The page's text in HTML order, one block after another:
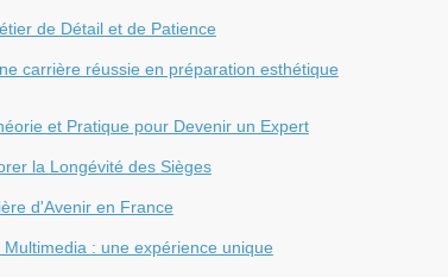
de Détail et de Patience
carrière réussie en préparation esthétique
et Pratique pour Devenir un Expert
la Longévité des Sièges
d'Avenir en France
: une expérience unique